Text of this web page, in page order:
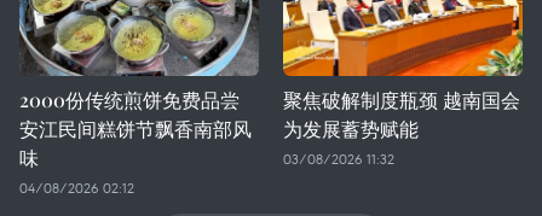
2000份传统煎饼免费品尝
安江民间糕饼节飘香南部风
味
04/08/2026 02:12
聚焦破解制度瓶颈 越南国会
为发展蓄势赋能
03/08/2026 11:32